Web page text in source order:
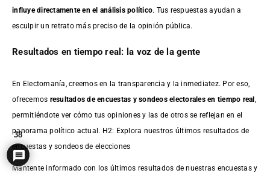
influye directamente en el análisis político. Tus respuestas ayudan a
esculpir un retrato más preciso de la opinión pública.
Resultados en tiempo real: la voz de la gente
En Electomanía, creemos en la transparencia y la inmediatez. Por eso,
ofrecemos resultados deencuestas y sondeos electorales en tiempo real ,
permitiéndote ver cómo tus opiniones y las de otros se reflejan en el
panorama político actual. H2: Explora nuestros últimos resultados de
encuestas y sondeos de elecciones
Mantente informado con los últimos resultados de nuestras encuestasy
38